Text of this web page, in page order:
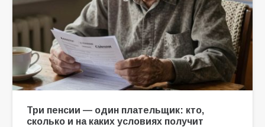
Три пенсии — один плательщик: кто,
сколько и на каких условиях получит